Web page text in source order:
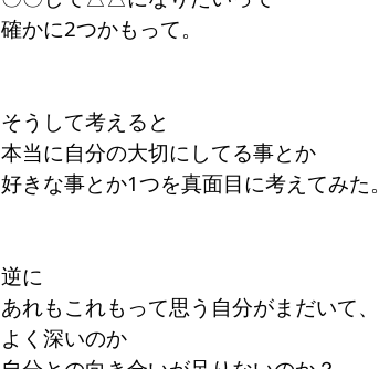
確かに2つかもって。
そうして考えると
本当に自分の大切にしてる事とか
好きな事とか1つを真面目に考えてみた。
逆に
あれもこれもって思う自分がまだいて、
よく深いのか